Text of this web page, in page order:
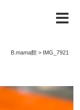
B.mama館> IMG_7921